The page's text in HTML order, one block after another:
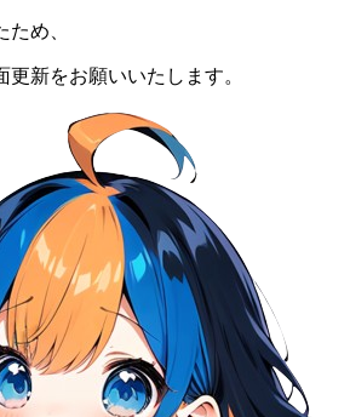
め、
更新をお願いいたします。